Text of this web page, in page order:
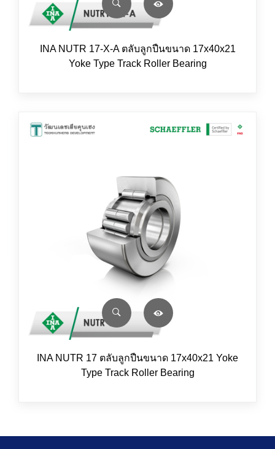
INA NUTR 17-X-A ตลับลูกปืนขนาด 17x40x21
Yoke Type Track Roller Bearing
INA NUTR 17 ตลับลูกปืนขนาด 17x40x21 Yoke
Type Track Roller Bearing